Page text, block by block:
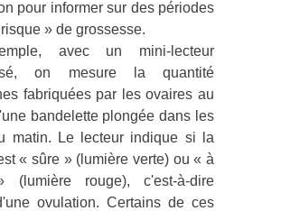
pour informer sur des périodes
» de grossesse.
avec un mini-lecteur
on mesure la quantité
fabriquées par les ovaires au
bandelette plongée dans les
matin. Le lecteur indique si la
« sûre » (lumière verte) ou « à
(lumière rouge), c'est-à-dire
ovulation. Certains de ces